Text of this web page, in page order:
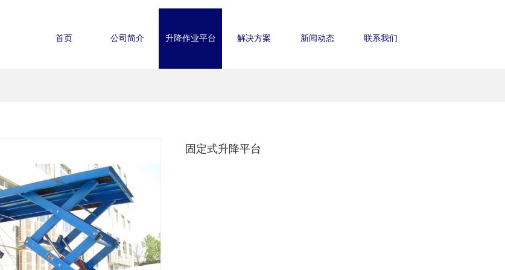
首页 公司简介 升降作业平台 解决方案 新闻动态 联系我们
固定式升降平台